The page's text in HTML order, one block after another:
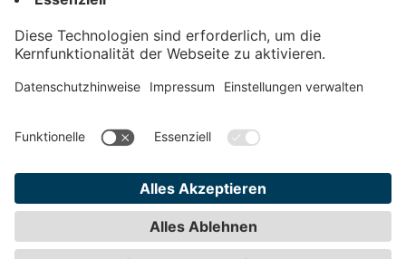
Kontakt
Impressum
Teilnahmebedingungen
Privatsphäre